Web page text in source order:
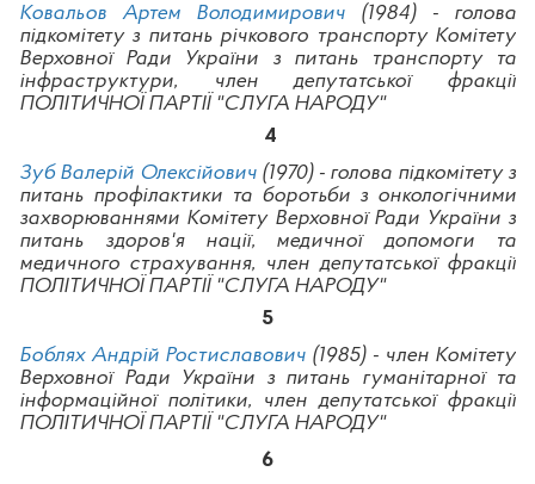
Ковальов Артем Володимирович (1984) - голова
підкомітету з питань річкового транспорту Комітету
Верховної Ради України з питань транспорту та
інфраструктури, член депутатської фракції
ПОЛІТИЧНОЇ ПАРТІЇ "СЛУГА НАРОДУ"
4
Зуб Валерій Олексійович(1970) - голова підкомітету з
питань профілактики та боротьби з онкологічними
захворюваннями Комітету Верховної Ради України з
питань здоров'я нації, медичної допомоги та
медичного страхування, член депутатської фракції
ПОЛІТИЧНОЇ ПАРТІЇ "СЛУГА НАРОДУ"
5
Боблях Андрій Ростиславович (1985) - член Комітету
Верховної Ради України з питань гуманітарної та
інформаційної політики, член депутатської фракції
ПОЛІТИЧНОЇ ПАРТІЇ "СЛУГА НАРОДУ"
6